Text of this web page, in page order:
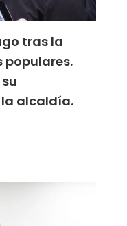
tras la
populares.
alcaldía.